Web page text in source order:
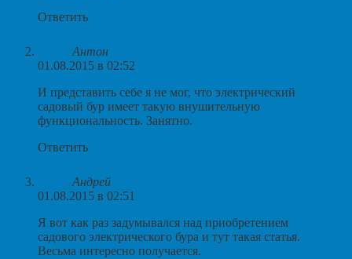
Ответить
Антон
01.08.2015 в 02:52
И представить себе я не мог, что электрический
садовый бур имеет такую внушительную
функциональность. Занятно.
Ответить
Андрей
01.08.2015 в 02:51
Я вот как раз задумывался над приобретением
садового электрического бура и тут такая статья.
Весьма интересно получается.